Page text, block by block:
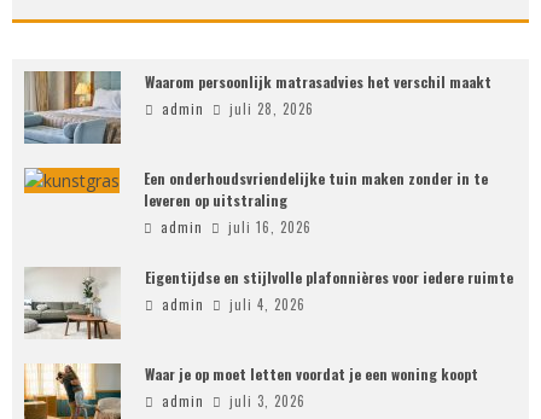
Waarom persoonlijk matrasadvies het verschil maakt
admin juli 28, 2026
Een onderhoudsvriendelijke tuin maken zonder in te
leveren op uitstraling
admin juli 16, 2026
Eigentijdse en stijlvolle plafonnières voor iedere ruimte
admin juli 4, 2026
Waar je op moet letten voordat je een woning koopt
admin juli 3, 2026